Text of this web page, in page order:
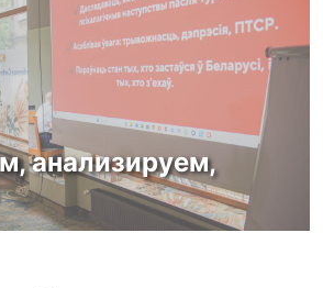
анализируем,